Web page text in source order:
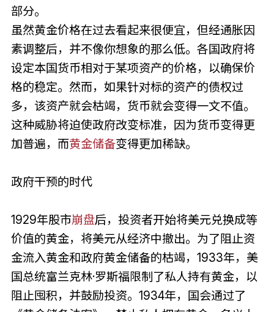
部分。
虽然黄金价格在过去看起来很便宜，但经通胀因
素调整后，并不像你想象的那么低。各国政府将
设定本国货币相对于某项资产的价格，以确保价
格的稳定。然而，如果针对标的资产的债权过
多，该资产就会枯竭，货币就会变得一文不值。
这种威胁将迫使政府改变标准，因为货币变得更
加普遍，而黄金储备变得更加稀缺。
政府干预的时代
1929年股市崩盘后，投资者开始将美元兑换成等
价值的黄金，将美元从经济中撤出。为了阻止资
金流入黄金和政府黄金储备的枯竭，1933年，美
国总统富兰克林·罗斯福限制了私人持有黄金，以
阻止囤积，并鼓励投资。1934年，国会通过了